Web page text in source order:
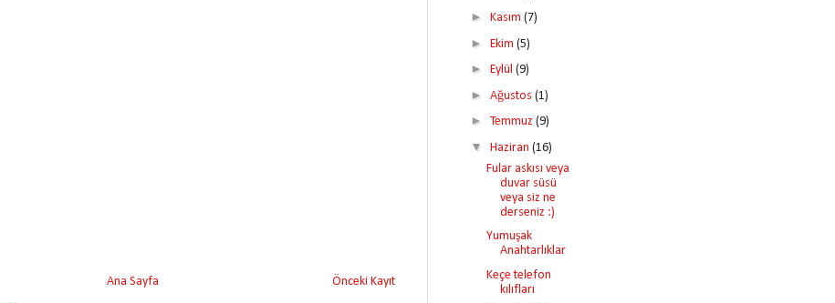
Önceki Kayıt
Ana Sayfa
► Kasım (7)
► Ekim (5)
► Eylül (9)
► Ağustos (1)
► Temmuz (9)
▼ Haziran (16)
Fular askısı veya
duvar süsü
veya siz ne
derseniz :)
Yumuşak
Anahtarlıklar
Keçe telefon
kılıfları